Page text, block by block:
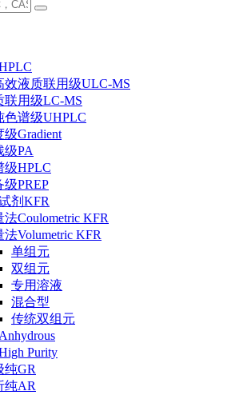
效液质联用级ULC-MS
联用级LC-MS
色谱级UHPLC
级Gradient
级PA
级HPLC
级PREP
剂KFR
法Coulometric KFR
法Volumetric KFR
单组元
双组元
专用溶液
混合型
传统双组元
Purity
纯GR
纯AR